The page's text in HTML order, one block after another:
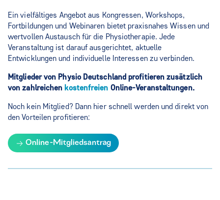
Ein vielfältiges Angebot aus Kongressen, Workshops,
Fortbildungen und Webinaren bietet praxisnahes Wissen und
wertvollen Austausch für die Physiotherapie. Jede
Veranstaltung ist darauf ausgerichtet, aktuelle
Entwicklungen und individuelle Interessen zu verbinden.
Mitglieder von Physio Deutschland profitieren zusätzlich
von zahlreichen kostenfreien Online-Veranstaltungen.
Noch kein Mitglied? Dann hier schnell werden und direkt von
den Vorteilen profitieren:
Online-Mitgliedsantrag